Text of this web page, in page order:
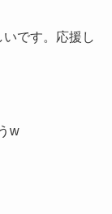
です。応援し
w